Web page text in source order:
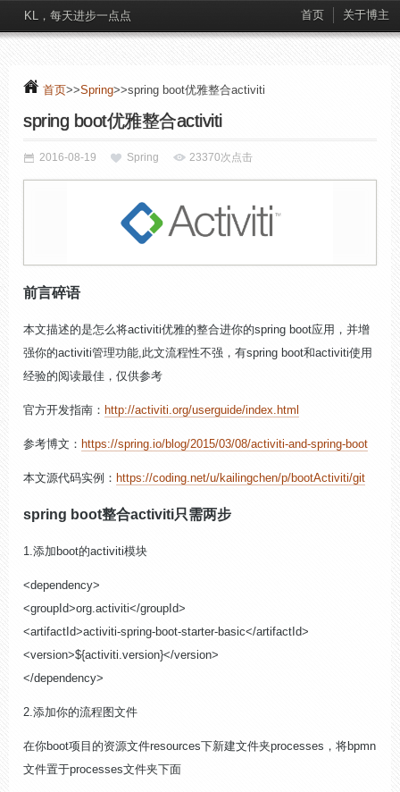
KL，每天进步一点点 首页 关于博主
首页>>Spring>>spring boot优雅整合activiti
spring boot优雅整合activiti
2016-08-19 Spring 23370次点击
前言碎语
本文描述的是怎么将activiti优雅的整合进你的spring boot应用，并增
强你的activiti管理功能,此文流程性不强，有spring boot和activiti使用
经验的阅读最佳，仅供参考
官方开发指南： http://activiti.org/userguide/index.html
参考博文： https://spring.io/blog/2015/03/08/activiti-and-spring-boot
本文源代码实例： https://coding.net/u/kailingchen/p/bootActiviti/git
spring boot整合activiti只需两步
1.添加boot的activiti模块
<dependency>
<groupId>org.activiti</groupId>
<artifactId>activiti-spring-boot-starter-basic</artifactId>
<version>${activiti.version}</version>
</dependency>
2.添加你的流程图文件
在你boot项目的资源文件resources下新建文件夹processes，将bpmn
文件置于processes文件夹下面